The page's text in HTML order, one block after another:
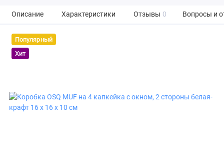
Описание Характеристики Отзывы 0 Вопросы и
Популярный
Хит